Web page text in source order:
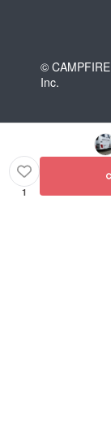
©
Inc.
1